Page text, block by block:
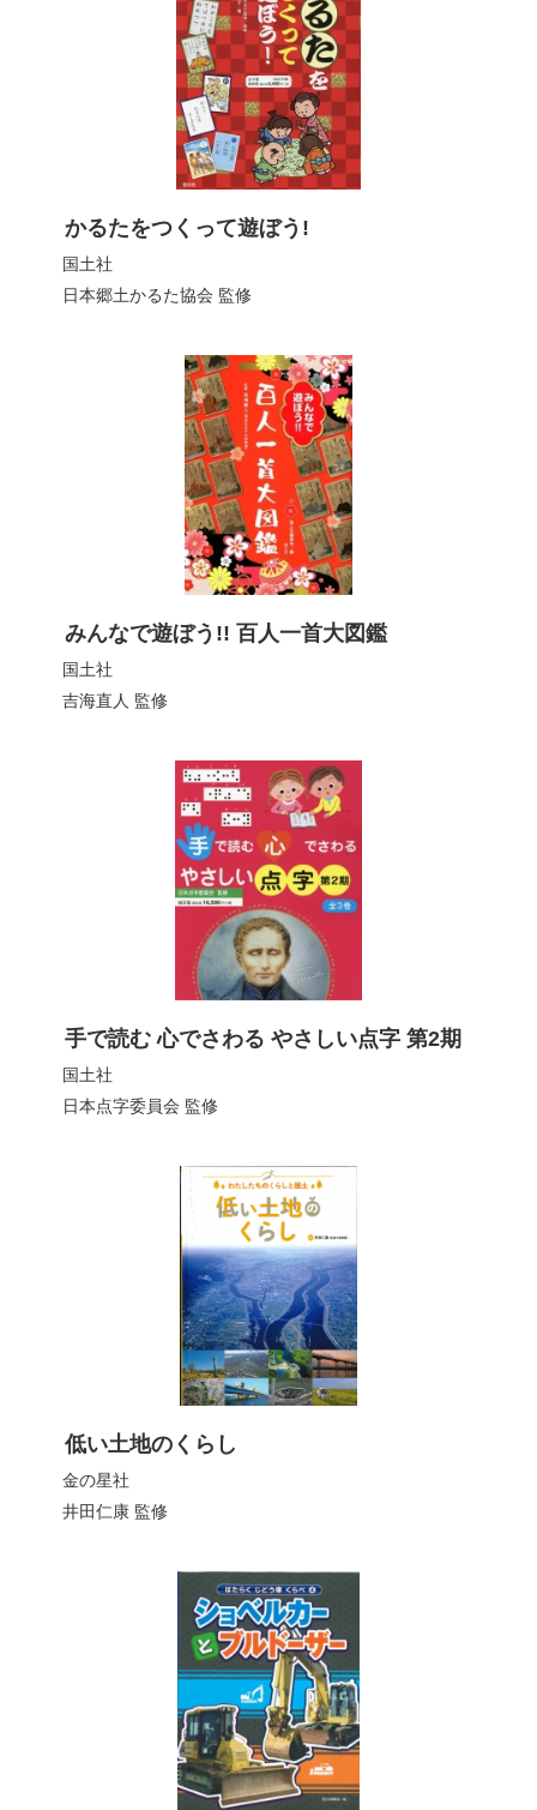
かるたをつくって遊ぼう!
国土社
日本郷土かるた協会 監修
みんなで遊ぼう!! 百人一首大図鑑
国土社
吉海直人 監修
手で読む 心でさわる やさしい点字 第2期
国土社
日本点字委員会 監修
低い土地のくらし
金の星社
井田仁康監修